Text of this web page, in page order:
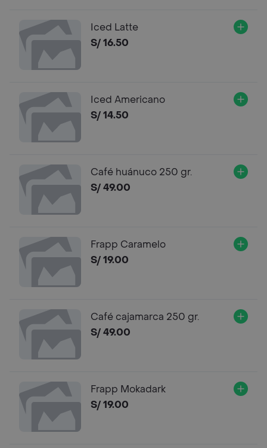
Iced Latte
S/ 16.50
Iced Americano
S/ 14.50
Café huánuco 250 gr.
S/ 49.00
Frapp Caramelo
S/ 19.00
Café cajamarca 250 gr.
S/ 49.00
Frapp Mokadark
S/ 19.00